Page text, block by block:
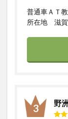
まと
め
普通車ＡＴ
所在地 滋賀
野